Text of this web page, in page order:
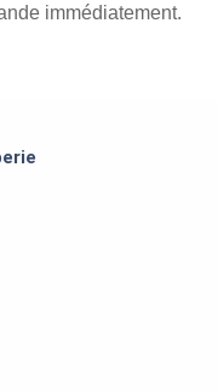
immédiatement.